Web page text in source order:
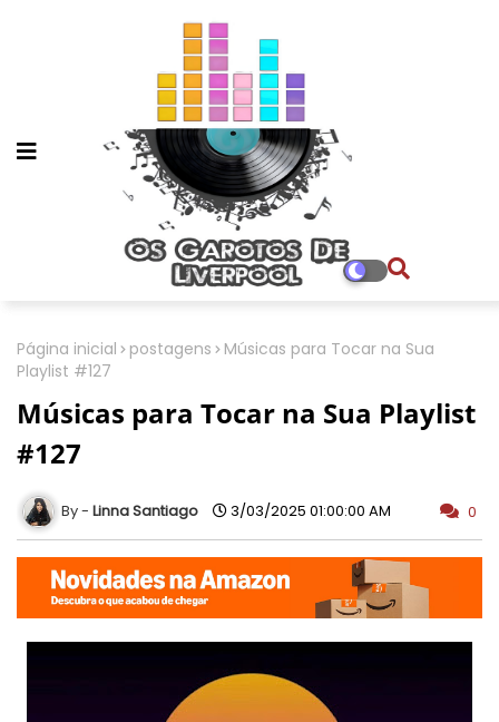
Página inicial postagens
Músicas para Tocar na Sua
Playlist #127
Músicas para Tocar na Sua Playlist
#127
Linna Santiago 3/03/2025 01:00:00 AM 0